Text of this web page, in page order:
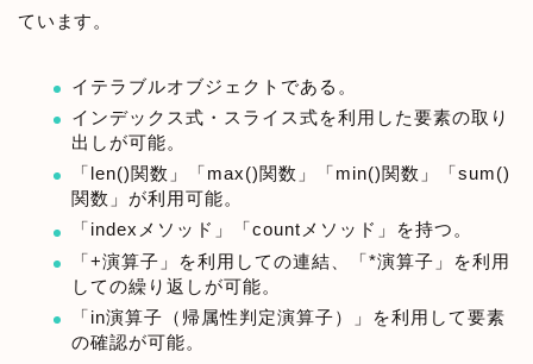
ています。
イテラブルオブジェクトである。
インデックス式・スライス式を利用した要素の取り
出しが可能。
「len()関数」「max()関数」「min()関数」「sum()
関数」が利用可能。
「indexメソッド」「countメソッド」を持つ。
「+演算子」を利用しての連結、「*演算子」を利用
しての繰り返しが可能。
「in演算子（帰属性判定演算子）」を利用して要素
の確認が可能。